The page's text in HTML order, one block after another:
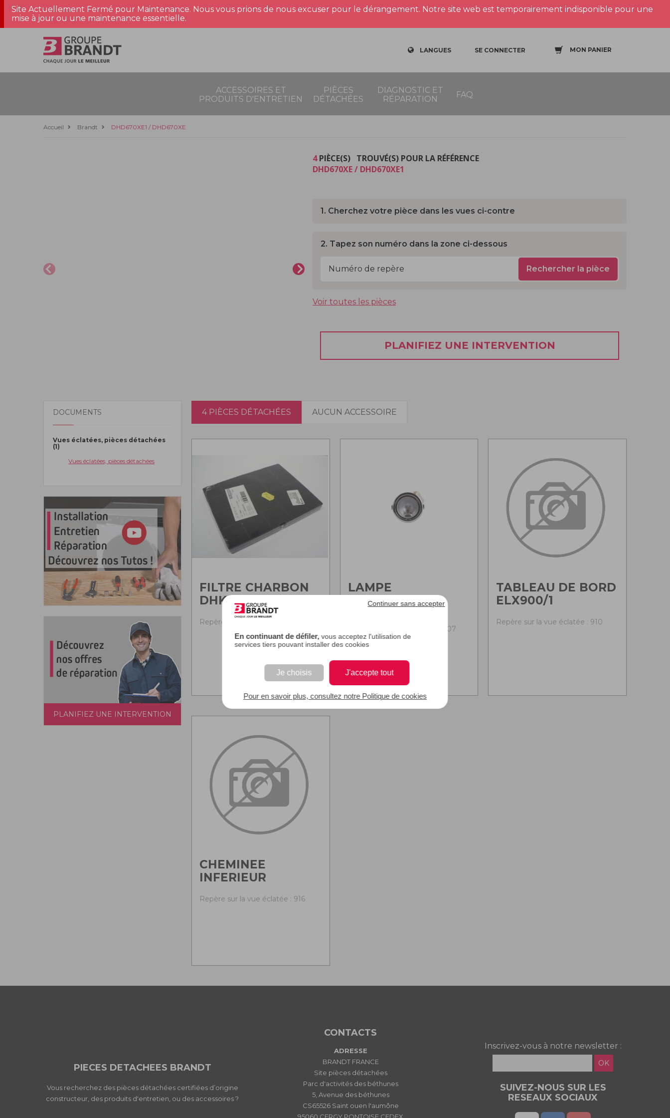
En continuant de défiler, vous acceptez l'utilisation de
services tiers pouvant installer des cookies
Je choisis J'accepte tout
Continuer sans accepter
Pour en savoir plus, consultez notre Politique de cookies
Site Actuellement Fermé pour Maintenance. Nous vous prions de nous excuser pour le dérangement. Notre site web est temporairement indisponible pour une
mise à jour ou une maintenance essentielle.
LANGUES SE CONNECTER MON PANIER
ACCESSOIRES ET
PRODUITS D'ENTRETIEN
PIÈCES
DÉTACHÉES
DIAGNOSTIC ET
RÉPARATION
FAQ
Accueil Brandt DHD670XE1 / DHD670XE
4PIÈCE(S) TROUVÉ(S) POUR LA RÉFÉRENCE
DHD670XE / DHD670XE1
1. Cherchez votre pièce dans les vues ci-contre
2. Tapez son numéro dans la zone ci-dessous
Rechercher la pièce
Voir toutes les pièces
PLANIFIEZ UNE INTERVENTION
DOCUMENTS
Vues éclatées, pièces détachées
(1)
Vues éclatées, pièces détachées
PLANIFIEZ UNE INTERVENTION
4 PIÈCES DÉTACHÉES AUCUN ACCESSOIRE
FILTRE CHARBON
DHK470AE1
Repère sur la vue éclatée : 0
Ajouter au panier
LAMPE
Repère sur la vue éclatée : 907
17,70
Ajouter au panier
TABLEAU DE BORD
ELX900/1
Repère sur la vue éclatée : 910
CHEMINEE
INFERIEUR
Repère sur la vue éclatée : 916
PIECES DETACHEES BRANDT
Vous recherchez des pièces détachées certifiées d’origine
constructeur, des produits d'entretien, ou des accessoires ?
CONTACTS
ADRESSE
BRANDT FRANCE
Site pièces détachées
Parc d'activités des béthunes
5, Avenue des béthunes
CS65526 Saint ouen l'aumône
Inscrivez-vous à notre newsletter :
OK
SUIVEZ-NOUS SUR LES
RESEAUX SOCIAUX